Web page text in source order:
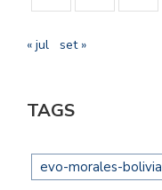
« jul set »
TAGS
evo-morales-bolivia